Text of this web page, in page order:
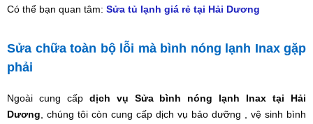
Có thể bạn quan tâm: Sửa tủ lạnh giá rẻ tại Hải Dương
Sửa chữa toàn bộ lỗi mà bình nóng lạnh Inax gặp
phải
Ngoài cung cấp dịch vụ Sửa bình nóng lạnh Inax tại Hải
Dương , chúng tôi còn cung cấp dịch vụ bảo dưỡng , vệ sinh bình